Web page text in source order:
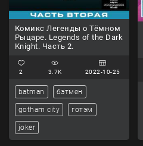
Комикс Легенды о Тёмном
Рыцаре. Legends of the Dark
Knight. Часть 2.
2 3.7K 2022-10-25
batman бэтмен
gotham city готэм
joker